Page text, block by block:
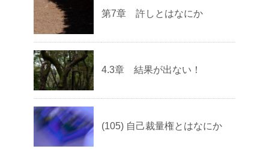
第7章 許しとはなにか
4.3章 結果が出ない！
(105) 自己裁量権とはなにか